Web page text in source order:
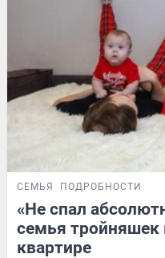
СЕМЬЯ ПОДРОБНОСТИ
«Не спал
семья тройняшек
квартире